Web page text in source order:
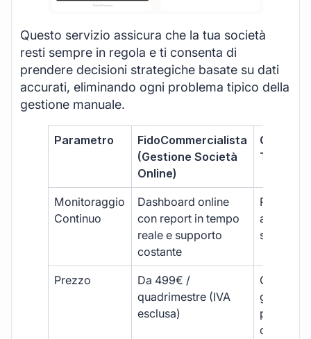
Questo servizio assicura che la tua società
resti sempre in regola e ti consenta di
prendere decisioni strategiche basate su dati
accurati, eliminando ogni problema tipico della
gestione manuale.
Parametro
FidoCommercialista
(Gestione Società
Online)
Monitoraggio
Continuo
Dashboard online
con report in tempo
reale e supporto
costante
Report
sporadici
Prezzo
Da 499€ /
quadrimestre (IVA
esclusa)
Costi
più
ogni